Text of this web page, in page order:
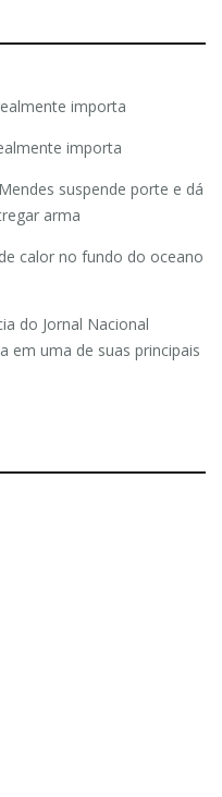
importa
importa
suspende porte e dá
arma
calor no fundo do oceano
do Jornal Nacional
em uma de suas principais